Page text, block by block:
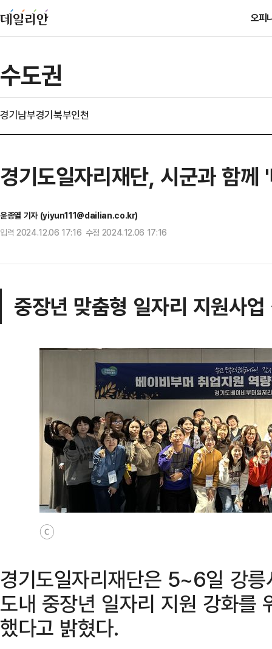
오피
수도권
경기남부경기북부인천
경기도일자리재단, 시군과 함
윤종열 기자 (yiyun111@dailian.co.kr)
입력 2024.12.06 17:16 수정 2024.12.06 17:16
중장년 맞춤형 일자리 지원사
ⓒ
경기도일자리재단은 5~6일 강
도내 중장년 일자리 지원 강화를
했다고 밝혔다.